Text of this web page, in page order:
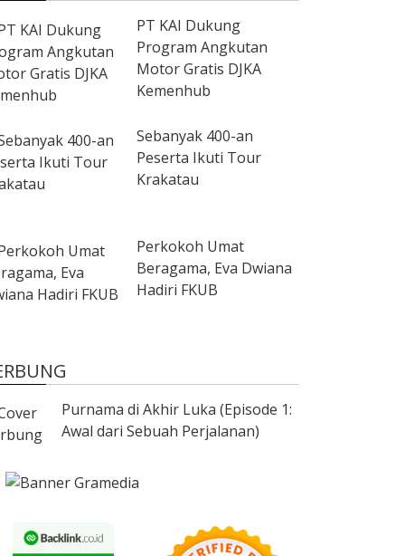
PT KAI Dukung
Program Angkutan
Motor Gratis DJKA
Kemenhub
Sebanyak 400-an
Peserta Ikuti Tour
Krakatau
Perkokoh Umat
Beragama, Eva Dwiana
Hadiri FKUB
Purnama di Akhir Luka (Episode 1:
Awal dari Sebuah Perjalanan)